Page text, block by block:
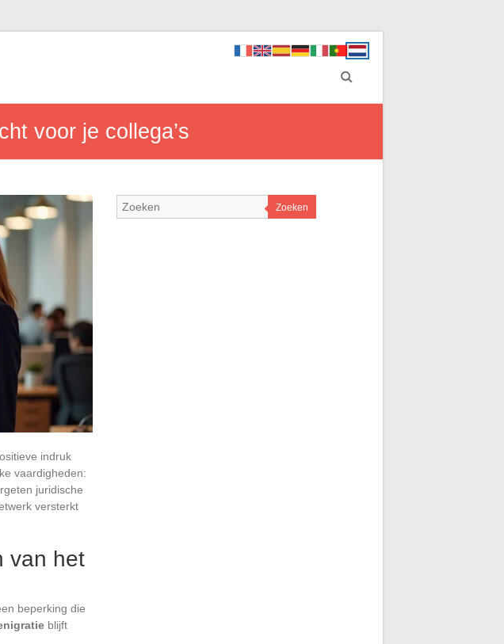
voor je collega’s
indruk
vaardigheden:
juridische
versterkt
van het
beperking die
blijft
Zoeken